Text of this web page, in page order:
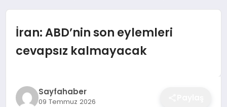
İZMIR HABERLERI
EĞITIM
İran: ABD’nin son eylemleri
cevapsız kalmayacak
Sayfahaber
09 Temmuz 2026